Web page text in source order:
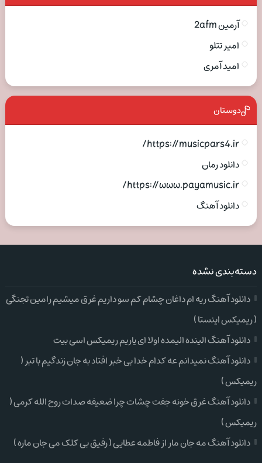
آرمین 2afm
امیر تتلو
امید آمری
دوستان
https://musicpars4.ir/
دانلود رمان
https://www.payamusic.ir/
دانلود آهنگ
دسته‌بندی نشده
دانلود آهنگ ریه ام داغان چشام کم سو داریم غرق میشیم رامین تجنگی
( ریمیکس اینستا )
دانلود آهنگ الینده الیمده اولا ای یاریم ریمیکس اسی بیت
دانلود آهنگ نمیدانم عه کدام خدا بی خبر افتاد به جان زندگیم با تبر (
ریمیکس )
دانلود آهنگ غرق خونه جفت چشات چرا ضعیفه صدات روح الله کرمی (
ریمیکس )
دانلود آهنگ مه جان مار از فاطمه عطایی ( رفیق بی کلک می جان ماره )